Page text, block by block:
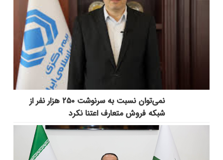
نمی‌توان نسبت به سرنوشت ۲۵۰ هزار نفر از
شبکه فروش متعارف اعتنا نکرد